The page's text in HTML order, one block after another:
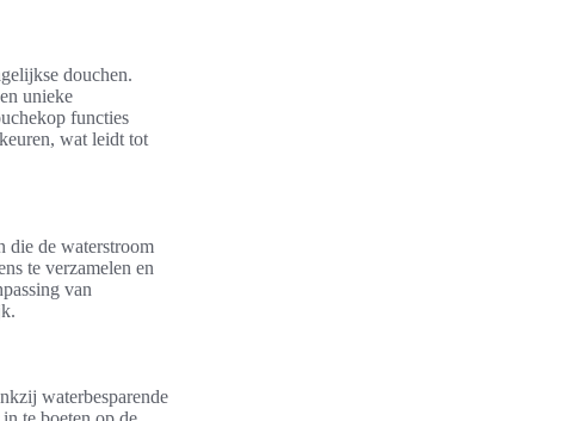
douchen.
unieke
functies
wat leidt tot
die de waterstroom
te verzamelen en
van
waterbesparende